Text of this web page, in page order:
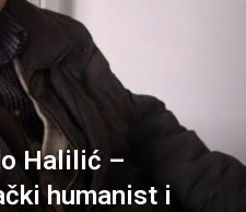
Halilić –
humanist i